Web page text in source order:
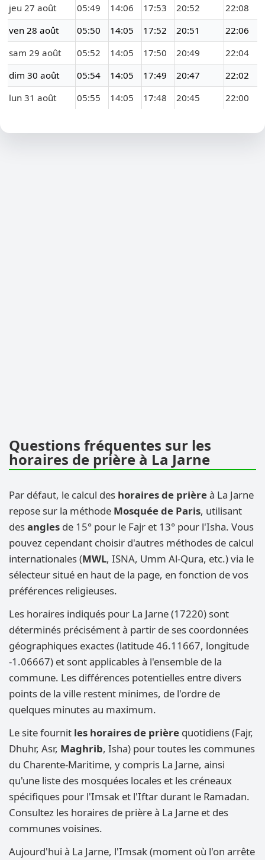
jeu 27 août 05:49 14:06 17:53 20:52
22:08
ven 28 août
05:50 14:05 17:52 20:51
22:06
sam 29 août
05:52 14:05 17:50 20:49
22:04
dim 30 août
05:54 14:05 17:49 20:47
22:02
lun 31 août
05:55 14:05 17:48 20:45 22:00
Questions fréquentes sur les
horaires de prière à La Jarne
Par défaut, le calcul des horaires de prièreà La Jarne
repose sur la méthode Mosquée de Paris, utilisant
desangles de 15° pour le Fajr et 13° pour l'Isha. Vous
pouvez cependant choisir d'autres méthodes de calcul
internationales (MWL, ISNA, Umm Al-Qura, etc.) via le
sélecteur situé en haut de la page, en fonction de vos
préférences religieuses.
Les horaires indiqués pour La Jarne (17220) sont
déterminés précisément à partir de ses coordonnées
géographiques exactes (latitude 46.11667, longitude
-1.06667) et sont applicables à l'ensemble de la
commune. Les différences potentielles entre divers
points de la ville restent minimes, de l'ordre de
quelques minutes au maximum.
Le site fournit les horaires de prière quotidiens (Fajr,
Dhuhr, Asr, Maghrib, Isha) pour toutes les communes
du Charente-Maritime, y compris La Jarne, ainsi
qu'une liste des mosquées locales et les créneaux
spécifiques pour l'Imsak et l'Iftar durant le Ramadan.
Consultez les horaires de prière à La Jarne et des
communes voisines.
Aujourd'hui à La Jarne, l'Imsak (moment où l'on arrête